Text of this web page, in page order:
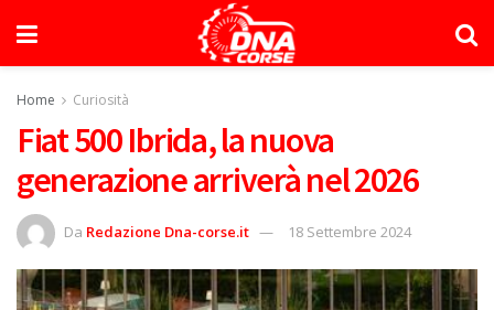
Home Curiosità
Fiat 500 Ibrida, la nuova
generazione arriverà nel 2026
Da Redazione Dna-corse.it 18 Settembre 2024